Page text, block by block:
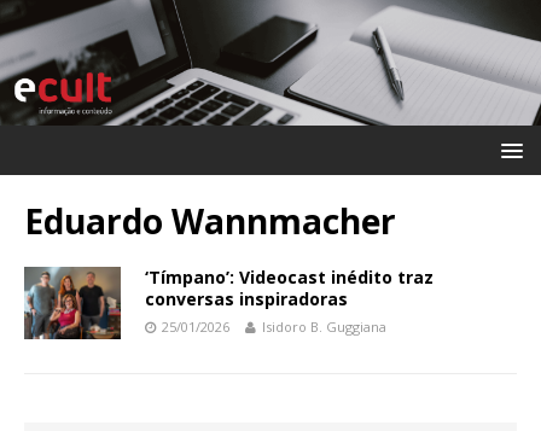
Eduardo Wannmacher
‘Tímpano’: Videocast inédito traz
conversas inspiradoras
25/01/2026 Isidoro B. Guggiana